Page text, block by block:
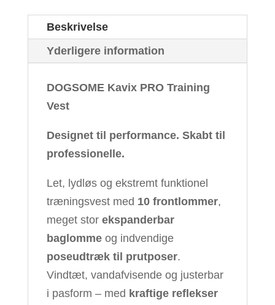
Beskrivelse
Yderligere information
DOGSOME Kavix PRO Training
Vest
Designet til performance. Skabt til
professionelle.
Let, lydløs og ekstremt funktionel
træningsvest med 10 frontlommer,
meget stor ekspanderbar
baglommeog indvendige
poseudtræk til prutposer.
Vindtæt, vandafvisende og justerbar
i pasform – med kraftige reflekser